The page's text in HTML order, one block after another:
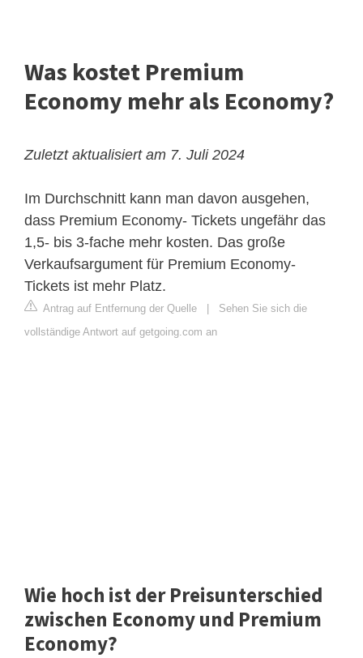
Was kostet Premium
Economy mehr als Economy?
Zuletzt aktualisiert am 7. Juli 2024
Im Durchschnitt kann man davon ausgehen,
dass Premium Economy- Tickets ungefähr das
1,5- bis 3-fache mehr kosten. Das große
Verkaufsargument für Premium Economy-
Tickets ist mehr Platz.
Antrag auf Entfernung der Quelle
Sehen Sie sich die
vollständige Antwort auf getgoing.com an
Wie hoch ist der Preisunterschied
zwischen Economy und Premium
Economy?